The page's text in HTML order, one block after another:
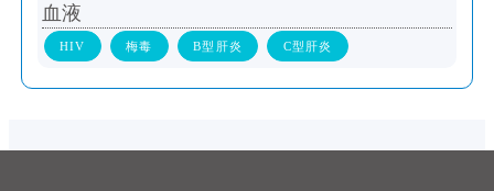
血液
HIV 梅毒 B型肝炎 C型肝炎